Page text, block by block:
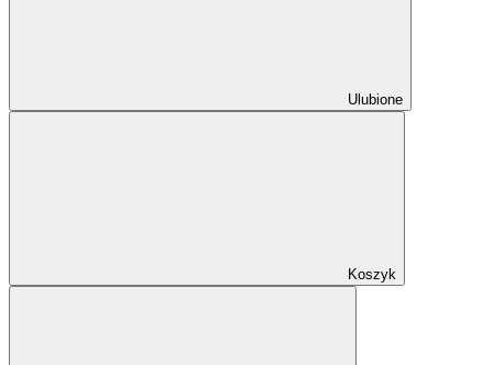
Ulubione
Koszyk